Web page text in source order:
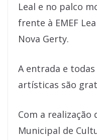
Leal e no palco
frente à EMEF
Nova Gerty.
A entrada e
artísticas são
Com a realização
Municipal de